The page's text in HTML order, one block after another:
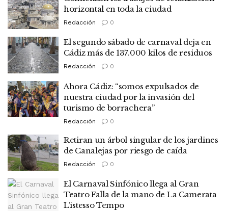
horizontal en toda la ciudad
Redacción 0
El segundo sábado de carnaval deja en
Cádiz más de 137.000 kilos de residuos
Redacción 0
Ahora Cádiz: “somos expulsados de
nuestra ciudad por la invasión del
turismo de borrachera”
Redacción 0
Retiran un árbol singular de los jardines
de Canalejas por riesgo de caída
Redacción 0
El Carnaval Sinfónico llega al Gran
Teatro Falla de la mano de La Camerata
L’istesso Tempo